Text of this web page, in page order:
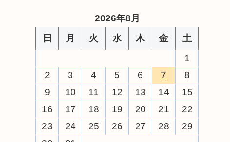
2026年8月
日
月 火 水 木 金
土
1
2
3 4 5 6 7
8
9
10 11 12 13 14
15
16
17 18 19 20 21
22
23
24 25 26 27 28
29